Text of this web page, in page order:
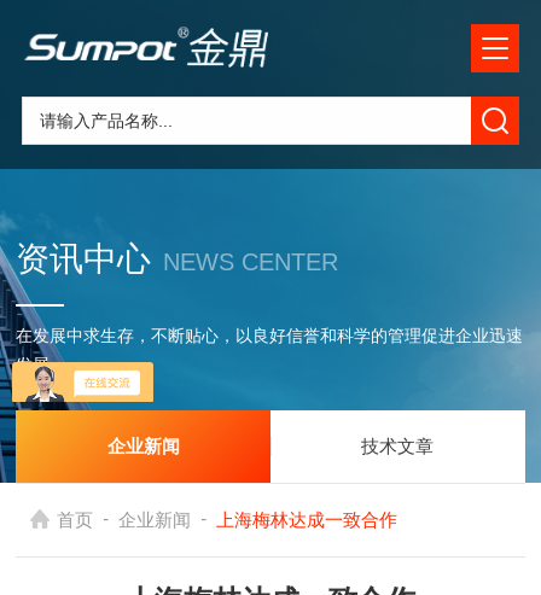
资讯中心 NEWS CENTER
在发展中求生存，不断贴心，以良好信誉和科学的管理促进企业迅速
发展
企业新闻 技术文章
首页 - 企业新闻 - 上海梅林达成一致合作